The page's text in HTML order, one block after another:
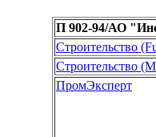
П 902-94/АО
Строительство
Строительство
ПромЭксперт